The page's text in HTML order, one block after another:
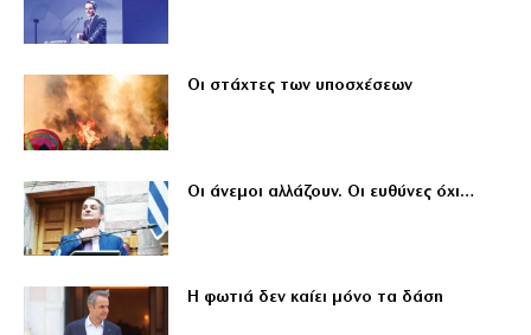
Οι στάχτες των υποσχέσεων
Οι άνεμοι αλλάζουν. Οι ευθύνες όχι…
Η φωτιά δεν καίει μόνο τα δάση